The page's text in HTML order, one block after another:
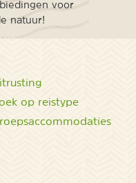
voor
natuur!
op reistype